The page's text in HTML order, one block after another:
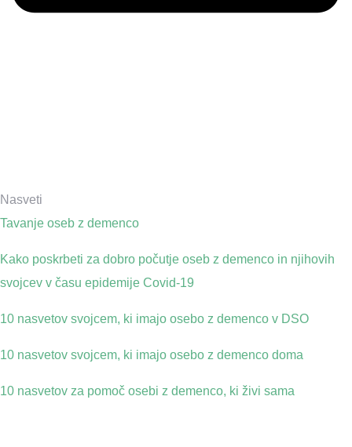
Nasveti
Tavanje oseb z demenco
Kako poskrbeti za dobro počutje oseb z demenco in njihovih
svojcev v času epidemije Covid-19
10 nasvetov svojcem, ki imajo osebo z demenco v DSO
10 nasvetov svojcem, ki imajo osebo z demenco doma
10 nasvetov za pomoč osebi z demenco, ki živi sama